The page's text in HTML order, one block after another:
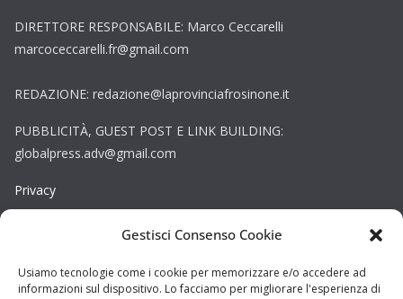
Gestisci Consenso Cookie
Usiamo tecnologie come i cookie per memorizzare e/o accedere ad
informazioni sul dispositivo. Lo facciamo per migliorare l'esperienza di
DIRETTORE RESPONSABILE: Marco Ceccarelli
marcoceccarelli.fr@gmail.com
REDAZIONE: redazione@laprovinciafrosinone.it
PUBBLICITÀ, GUEST POST E LINK BUILDING:
globalpress.adv@gmail.com
Privacy
Copyright © La Provincia Rieti. Tutti i diritti riservati.
Sito web creato daDAG STUDIO